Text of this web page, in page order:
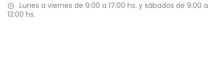
Lunes a viernes de 9:00 a 17:00 hs. y sábados de 9:00 a
13:00 hs.